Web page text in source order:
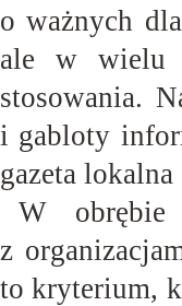
o ważnych
ale w wielu
stosowania.
i gabloty
gazeta lokalna
W obrębie
z
to kryterium,